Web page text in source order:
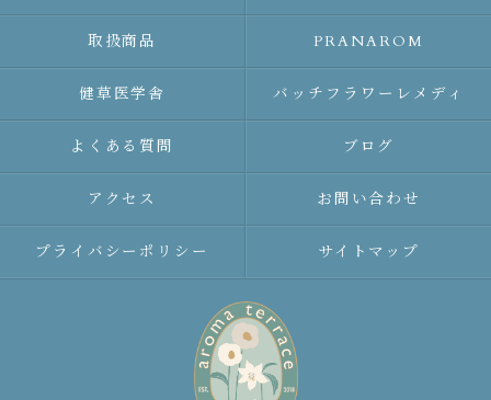
取扱商品 PRANAROM
健草医学舎 バッチフラワーレメディ
よくある質問 ブログ
アクセス お問い合わせ
プライバシーポリシー サイトマップ